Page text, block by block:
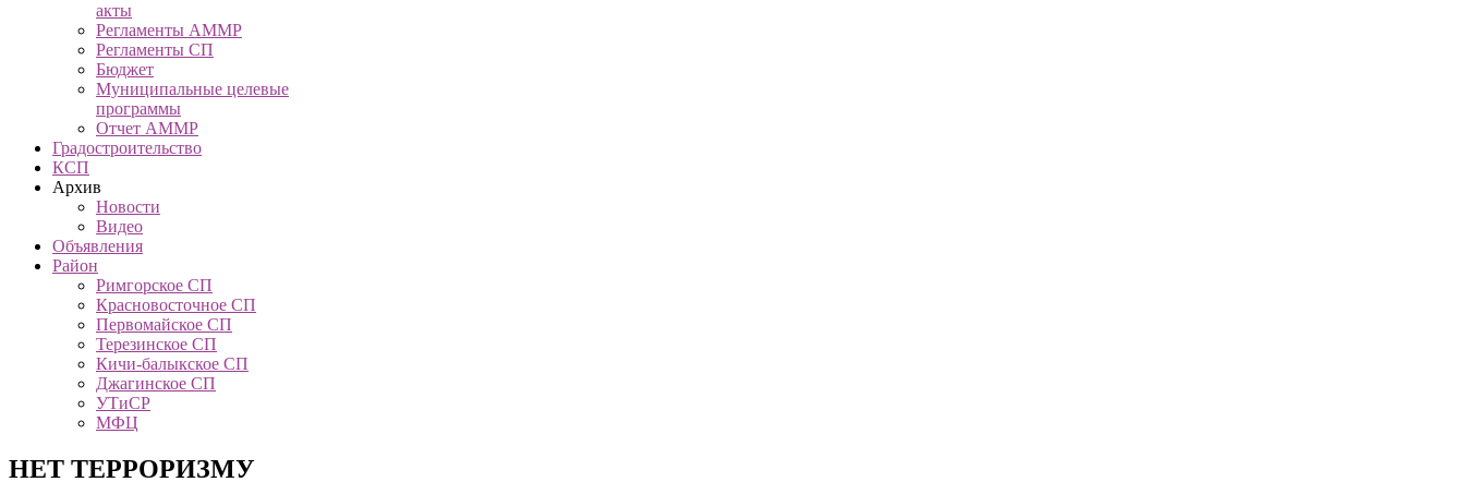
акты
Регламенты АММР
Регламенты СП
Бюджет
Муниципальные целевые
программы
Отчет АММР
Градостроительство
КСП
Архив
Новости
Видео
Объявления
Район
Римгорское СП
Красновосточное СП
Первомайское СП
Терезинское СП
Кичи-балыкское СП
Джагинское СП
УТиСР
МФЦ
НЕТ ТЕРРОРИЗМУ